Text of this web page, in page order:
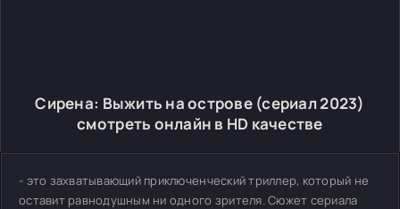
Сирена: Выжить на острове (сериал 2023)
смотреть онлайн в HD качестве
- это захватывающий приключенческий триллер, который не
оставит равнодушным ни одного зрителя. Сюжет сериала